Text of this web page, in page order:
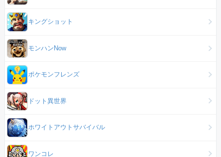
キングショット
モンハンNow
ポケモンフレンズ
ドット異世界
ホワイトアウトサバイバル
ワンコレ